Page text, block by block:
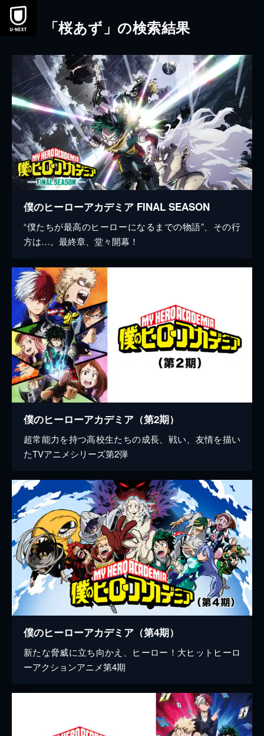
本文へスキップ
「桜あず」の検索結果
僕のヒーローアカデミア FINAL SEASON
“僕たちが最高のヒーローになるまでの物語”、その行
方は…。最終章、堂々開幕！
僕のヒーローアカデミア（第2期）
超常能力を持つ高校生たちの成長、戦い、友情を描い
たTVアニメシリーズ第2弾
僕のヒーローアカデミア（第4期）
新たな脅威に立ち向かえ、ヒーロー！大ヒットヒーロ
ーアクションアニメ第4期